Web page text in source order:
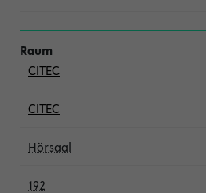
CITEC
CITEC
Hörsaal
192